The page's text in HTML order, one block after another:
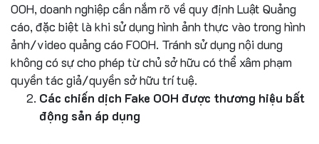
OOH, doanh nghiệp cần nắm rõ về quy định Luật Quảng
cáo, đặc biệt là khi sử dụng hình ảnh thực vào trong hình
ảnh/video quảng cáo FOOH. Tránh sử dụng nội dung
không có sự cho phép từ chủ sở hữu có thể xâm phạm
quyền tác giả/quyền sở hữu trí tuệ.
Các chiến dịch Fake OOH được thương hiệu bất
động sản áp dụng